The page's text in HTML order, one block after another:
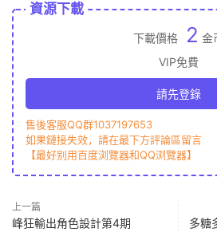
資源下載
下載價格 2 金
VIP免費
請先登錄
售後客服QQ群1037197653
如果鏈接失效，請在最下方評論區留言
【最好别用百度浏覽器和QQ浏覽器】
上一篇
峰狂輸出角色設計第4期
多糖